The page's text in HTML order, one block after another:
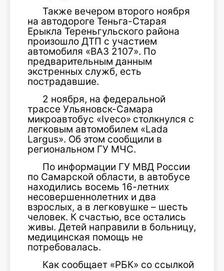
Также вечером второго ноября
на автодороге Теньга-Старая
Ерыкла Тереньгульского района
произошло ДТП с участием
автомобиля «ВАЗ 2107». По
предварительным данным
экстренных служб, есть
пострадавшие.
2 ноября, на федеральной
трассе Ульяновск-Самара
микроавтобус «Iveco» столкнулся с
легковым автомобилем «Lada
Largus». Об этом сообщили в
региональном ГУ МЧС.
По информации ГУ МВД России
по Самарской области, в автобусе
находились восемь 16-летних
несовершеннолетних и два
взрослых, а в легковушке – шесть
человек. К счастью, все остались
живы. Детей направили в больницу,
медицинская помощь не
потребовалась.
Как сообщает «РБК» со ссылкой